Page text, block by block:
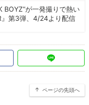
BOYZ”が一発撮りで熱い
』第3弾、4/24より配信
ページの先頭へ